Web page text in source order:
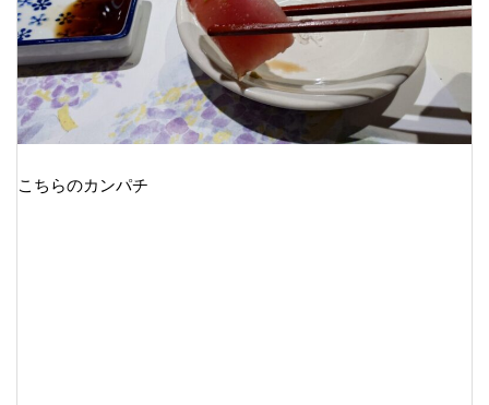
こちらのカンパチ